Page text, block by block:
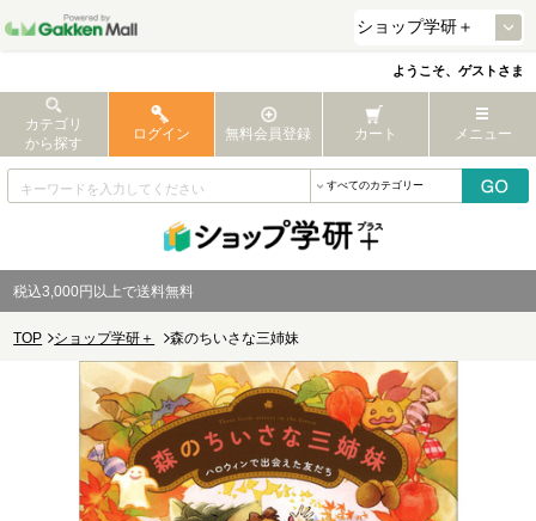
ようこそ、ゲストさま
カテゴリ
から探す
ログイン 無料会員登録 カート メニュー
税込3,000円以上で送料無料
TOP ショップ学研＋ 森のちいさな三姉妹